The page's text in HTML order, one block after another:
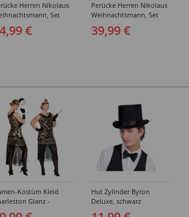
Herren Nikolaus
Set
und Bart,
weiß
€
Perücke Herren Nikolaus
Weihnachtsmann, Set
Perücke und Bart,
Premium, weiß
39,99 €
Kostüm Kleid
Glanz -
Größen (S-
Hut Zylinder Byron
Deluxe, schwarz